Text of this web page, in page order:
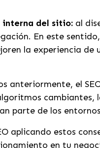
interna del sitio: al
En este
la experiencia de
anteriormente, el
parte de los
aplicando estos
en tu